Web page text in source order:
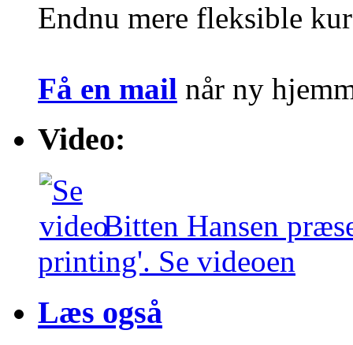
Endnu mere fleksible
Få en mail når ny
Video:
Bitten Hansen
printing'. Se videoen
Læs også